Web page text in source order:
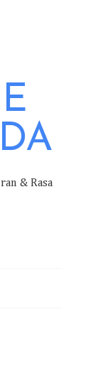
& Rasa